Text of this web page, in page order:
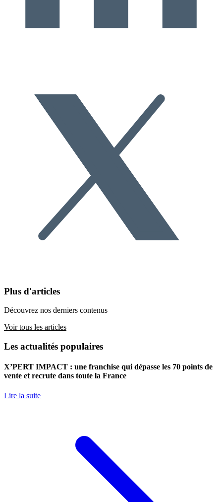
Plus d'articles
Découvrez nos derniers contenus
Voir tous les articles
Les actualités populaires
X’PERT IMPACT : une franchise qui dépasse les 70 points de
vente et recrute dans toute la France
Lire la suite